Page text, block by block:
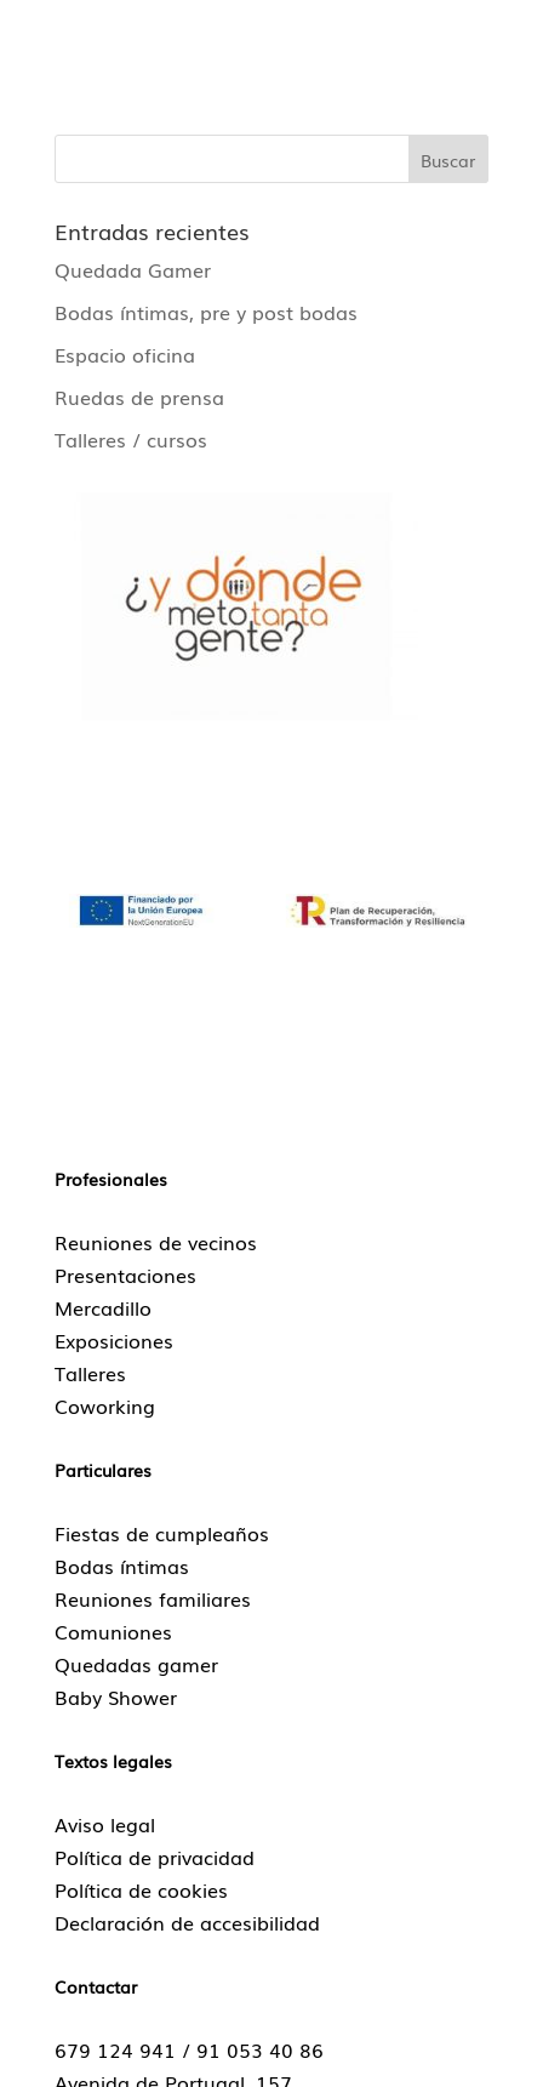
Entradas recientes
Quedada Gamer
Bodas íntimas, pre y post bodas
Espacio oficina
Ruedas de prensa
Talleres / cursos
Profesionales
Reuniones de vecinos
Presentaciones
Mercadillo
Exposiciones
Talleres
Coworking
Particulares
Fiestas de cumpleaños
Bodas íntimas
Reuniones familiares
Comuniones
Quedadas gamer
Baby Shower
Textos legales
Aviso legal
Política de privacidad
Política de cookies
Declaración de accesibilidad
Contactar
679 124 941 / 91 053 40 86